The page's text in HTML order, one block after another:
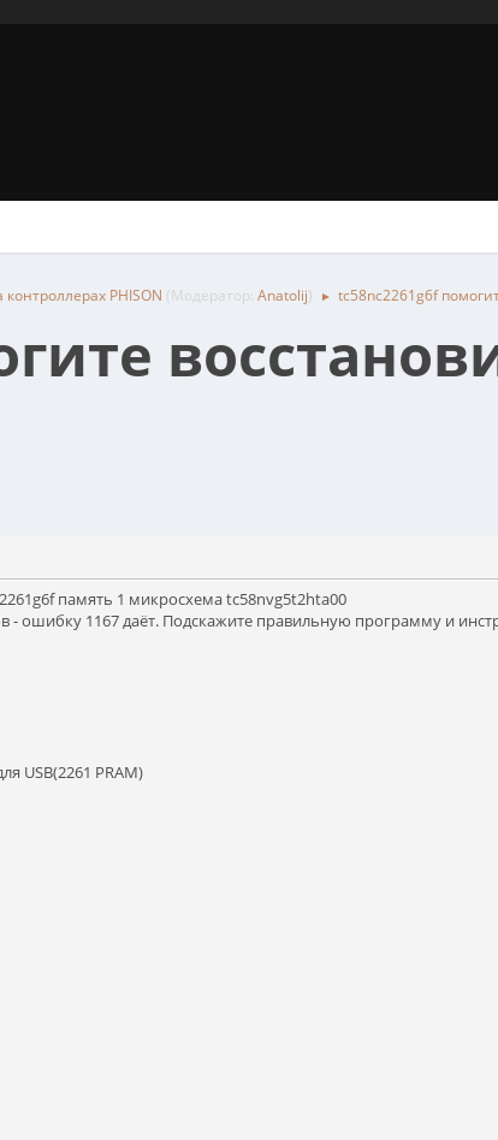
PHISON (Модератор: Anatolij) ► tc58nc2261g6f
память 1 микросхема tc58nvg5t2hta00
- ошибку 1167 даёт. Подскажите правильную программу и
USB(2261 PRAM)